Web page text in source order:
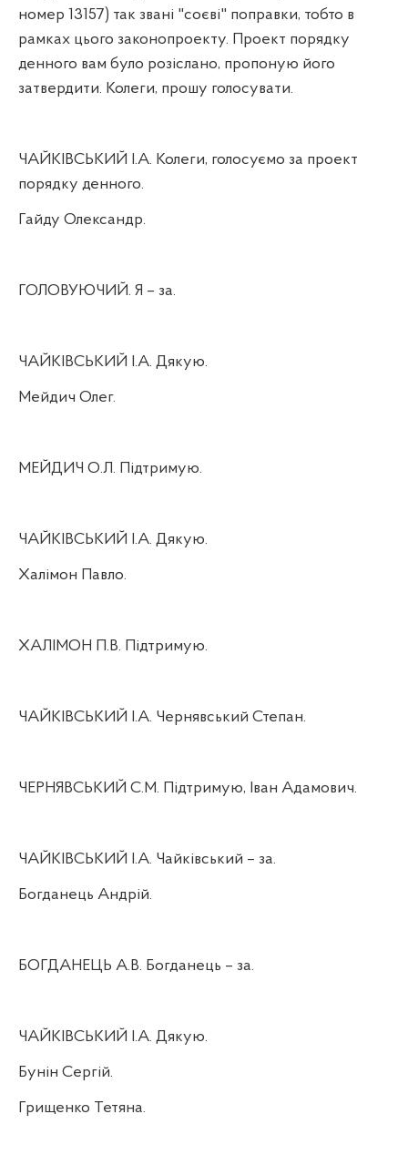
номер 13157) так звані "соєві" поправки, тобто в
рамках цього законопроекту. Проект порядку
денного вам було розіслано, пропоную його
затвердити. Колеги, прошу голосувати.
ЧАЙКІВСЬКИЙ І.А. Колеги, голосуємо за проект
порядку денного.
Гайду Олександр.
ГОЛОВУЮЧИЙ. Я – за.
ЧАЙКІВСЬКИЙ І.А. Дякую.
Мейдич Олег.
МЕЙДИЧ О.Л. Підтримую.
ЧАЙКІВСЬКИЙ І.А. Дякую.
Халімон Павло.
ХАЛІМОН П.В. Підтримую.
ЧАЙКІВСЬКИЙ І.А. Чернявський Степан.
ЧЕРНЯВСЬКИЙ С.М. Підтримую, Іван Адамович.
ЧАЙКІВСЬКИЙ І.А. Чайківський – за.
Богданець Андрій.
БОГДАНЕЦЬ А.В. Богданець – за.
ЧАЙКІВСЬКИЙ І.А. Дякую.
Бунін Сергій.
Грищенко Тетяна.